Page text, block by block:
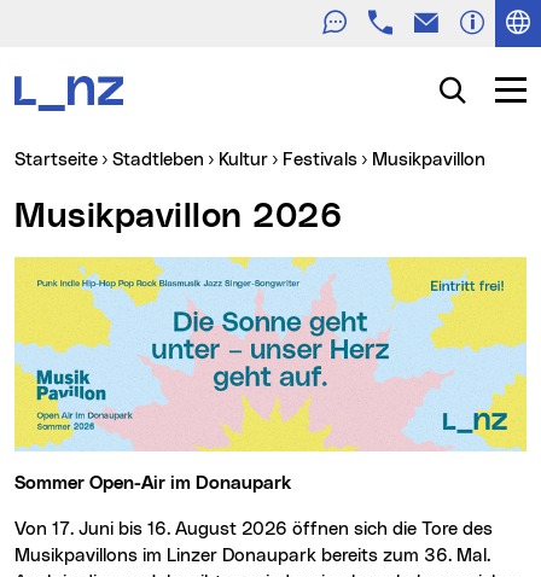
TelefonE-Mail
Suche
Sie sind hier:
Startseite Stadtleben Kultur Festivals Musikpavillon
Musikpavillon 2026
Sommer Open-Air im Donaupark
Von 17. Juni bis 16. August 2026 öffnen sich die Tore des
Musikpavillons im Linzer Donaupark bereits zum 36. Mal.